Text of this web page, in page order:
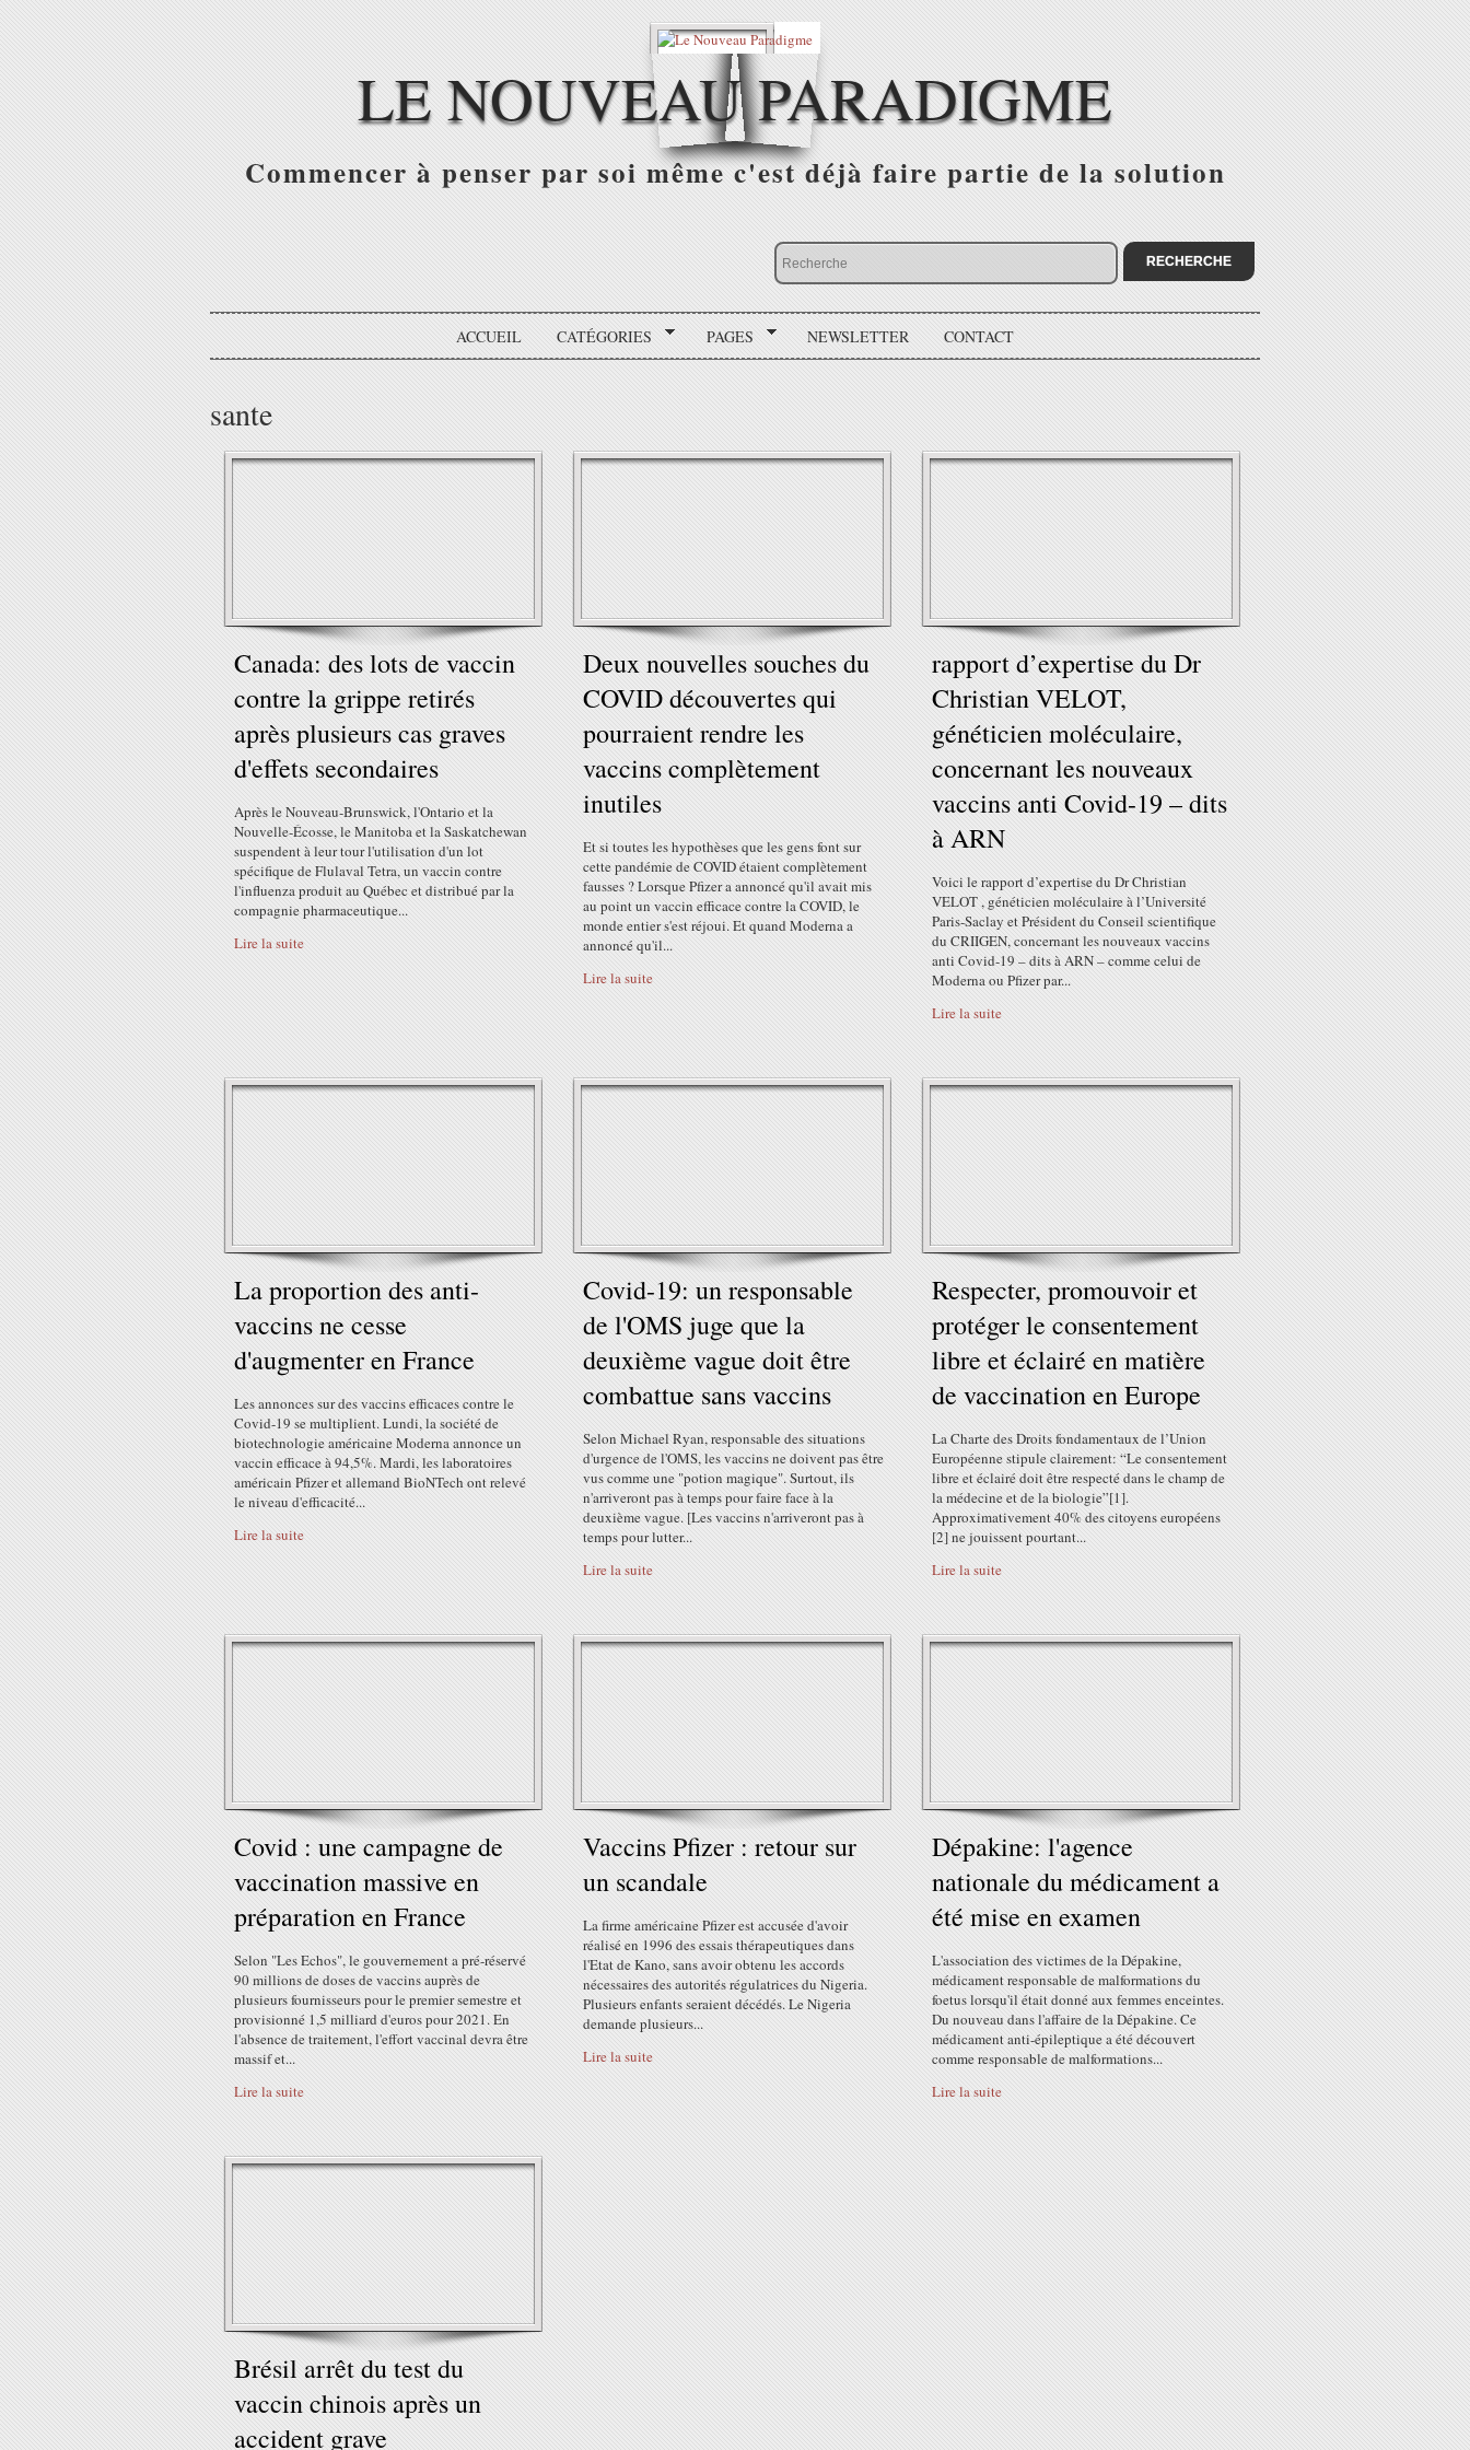
LE NOUVEAU PARADIGME
Commencer à penser par soi même c'est déjà faire partie de la solution
ACCUEIL CATÉGORIES PAGES NEWSLETTER CONTACT
sante
Canada: des lots de vaccin
contre la grippe retirés
après plusieurs cas graves
d'effets secondaires
Après le Nouveau-Brunswick, l'Ontario et la
Nouvelle-Écosse, le Manitoba et la Saskatchewan
suspendent à leur tour l'utilisation d'un lot
spécifique de Flulaval Tetra, un vaccin contre
l'influenza produit au Québec et distribué par la
compagnie pharmaceutique...
Lire la suite
Deux nouvelles souches du
COVID découvertes qui
pourraient rendre les
vaccins complètement
inutiles
Et si toutes les hypothèses que les gens font sur
cette pandémie de COVID étaient complètement
fausses ? Lorsque Pfizer a annoncé qu'il avait mis
au point un vaccin efficace contre la COVID, le
monde entier s'est réjoui. Et quand Moderna a
annoncé qu'il...
Lire la suite
rapport d’expertise du Dr
Christian VELOT,
généticien moléculaire,
concernant les nouveaux
vaccins anti Covid-19 – dits
à ARN
Voici le rapport d’expertise du Dr Christian
VELOT , généticien moléculaire à l’Université
Paris-Saclay et Président du Conseil scientifique
du CRIIGEN, concernant les nouveaux vaccins
anti Covid-19 – dits à ARN – comme celui de
Moderna ou Pfizer par...
Lire la suite
La proportion des anti-
vaccins ne cesse
d'augmenter en France
Les annonces sur des vaccins efficaces contre le
Covid-19 se multiplient. Lundi, la société de
biotechnologie américaine Moderna annonce un
vaccin efficace à 94,5%. Mardi, les laboratoires
américain Pfizer et allemand BioNTech ont relevé
le niveau d'efficacité...
Lire la suite
Covid-19: un responsable
de l'OMS juge que la
deuxième vague doit être
combattue sans vaccins
Selon Michael Ryan, responsable des situations
d'urgence de l'OMS, les vaccins ne doivent pas être
vus comme une "potion magique". Surtout, ils
n'arriveront pas à temps pour faire face à la
deuxième vague. [Les vaccins n'arriveront pas à
temps pour lutter...
Lire la suite
Respecter, promouvoir et
protéger le consentement
libre et éclairé en matière
de vaccination en Europe
La Charte des Droits fondamentaux de l’Union
Européenne stipule clairement: “Le consentement
libre et éclairé doit être respecté dans le champ de
la médecine et de la biologie”[1].
Approximativement 40% des citoyens européens
[2] ne jouissent pourtant...
Lire la suite
Covid : une campagne de
vaccination massive en
préparation en France
Selon "Les Echos", le gouvernement a pré-réservé
90 millions de doses de vaccins auprès de
plusieurs fournisseurs pour le premier semestre et
provisionné 1,5 milliard d'euros pour 2021. En
l'absence de traitement, l'effort vaccinal devra être
massif et...
Lire la suite
Vaccins Pfizer : retour sur
un scandale
La firme américaine Pfizer est accusée d'avoir
réalisé en 1996 des essais thérapeutiques dans
l'Etat de Kano, sans avoir obtenu les accords
nécessaires des autorités régulatrices du Nigeria.
Plusieurs enfants seraient décédés. Le Nigeria
demande plusieurs...
Lire la suite
Dépakine: l'agence
nationale du médicament a
été mise en examen
L'association des victimes de la Dépakine,
médicament responsable de malformations du
foetus lorsqu'il était donné aux femmes enceintes.
Du nouveau dans l'affaire de la Dépakine. Ce
médicament anti-épileptique a été découvert
comme responsable de malformations...
Lire la suite
Brésil arrêt du test du
vaccin chinois après un
accident grave